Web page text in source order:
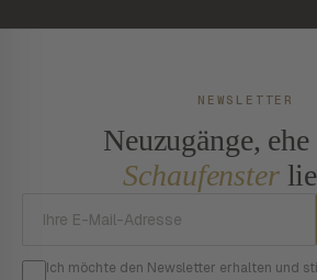
NEWSLETTER
Neuzugänge,
Schaufenster
Ich möchte den Newsletter erhalten und